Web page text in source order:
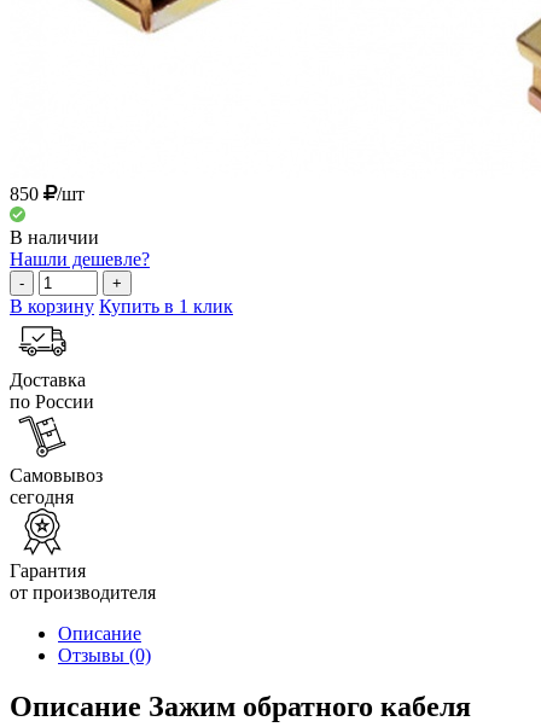
850 /шт
В наличии
Нашли дешевле?
- +
В корзину Купить в 1 клик
Доставка
по России
Самовывоз
сегодня
Гарантия
от производителя
Описание
Отзывы (0)
Описание Зажим обратного кабеля